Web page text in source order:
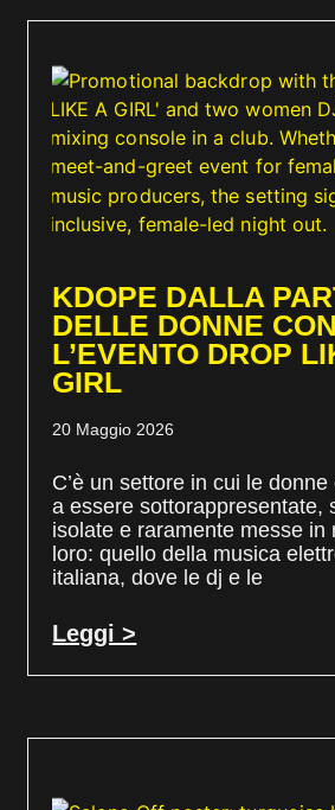
KDOPE DALLA
DELLE DONNE CON
L’EVENTO DROP
GIRL
20 Maggio 2026
C’è un settore in cui le
a essere sottorappresentate,
isolate e raramente messe in
loro: quello della musica
italiana, dove le dj e le
Leggi >